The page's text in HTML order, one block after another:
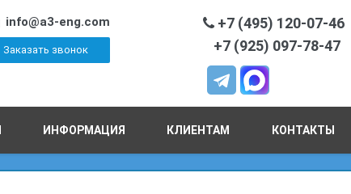
info@a3-eng.com
Заказать звонок
+7 (495) 120-07-46
+7 (925) 097-78-47
ИНФОРМАЦИЯ КЛИЕНТАМ КОНТАКТЫ